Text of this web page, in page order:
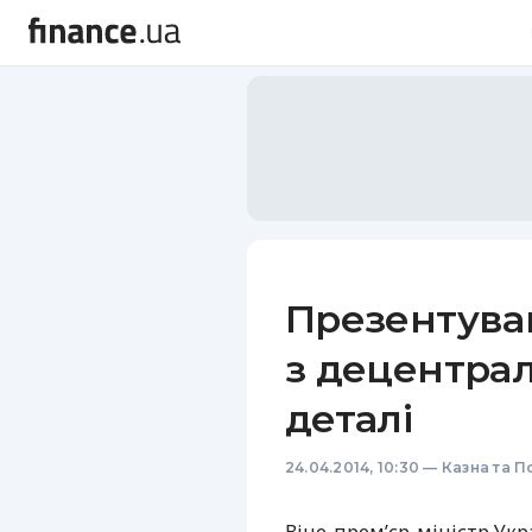
з
деталі
24.04.2014, 10:30 — Казна та